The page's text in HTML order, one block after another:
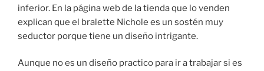
inferior. En la página web de la tienda que lo venden
explican que el bralette Nichole es un sostén muy
seductor porque tiene un diseño intrigante.
Aunque no es un diseño practico para ir a trabajar si es